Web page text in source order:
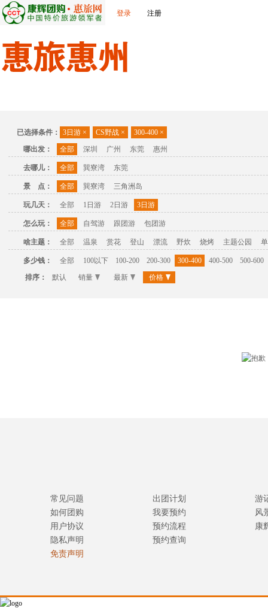
登录 注册
已选择条件： 3日游 × CS野战 × 300-400 ×
哪出发：
全部 深圳 广州 东莞 惠州
去哪儿： 全部 巽寮湾 东莞
景 点： 全部 巽寮湾 三角洲岛
玩几天： 全部 1日游 2日游 3日游
怎么玩： 全部 自驾游 跟团游 包团游
啥主题： 全部 温泉 赏花 登山 漂流 野炊 烧烤 主题公园
多少钱： 全部 100以下 100-200 200-300 300-400 400-500
500-600
排序：
默认 销量 最新 价格
常见问题
如何团购
用户协议
隐私声明
免责声明
出团计划
我要预约
预约流程
预约查询
游
风
康